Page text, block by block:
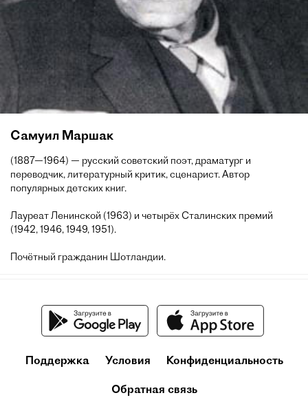
Самуил Маршак
(1887—1964) — русский советский поэт, драматург и
переводчик, литературный критик, сценарист. Автор
популярных детских книг.
Лауреат Ленинской (1963) и четырёх Сталинских премий
(1942, 1946, 1949, 1951).
Почётный гражданин Шотландии.
Поддержка Условия Конфиденциальность
Обратная связь